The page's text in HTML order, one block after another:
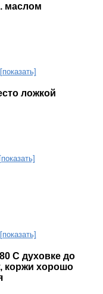
маслом
[показать]
ложкой
[показать]
[показать]
С духовке до
коржи хорошо